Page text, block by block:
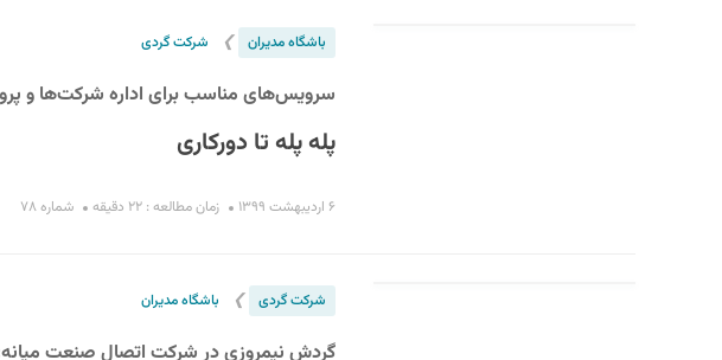
باشگاه مدیران ❯ شرکت گردی
سرویس‌های مناسب برای اداره شرکت‌ها و
پله پله تا دورکاری
۶ اردیبهشت ۱۳۹۹ زمان مطالعه : ۲۲ دقیقه شماره ۷۸
شرکت گردی ❯ باشگاه مدیران
گردش نیمروزی در شرکت اتصال صنعت